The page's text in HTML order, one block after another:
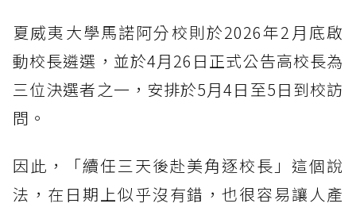
夏威夷大學馬諾阿分校則於2026年2月底啟
動校長遴選，並於4月26日正式公告高校長為
三位決選者之一，安排於5月4日至5日到校訪
問。
因此，「續任三天後赴美角逐校長」這個說
法，在日期上似乎沒有錯，也很容易讓人產